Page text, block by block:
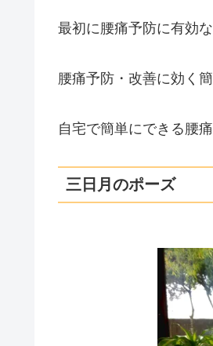
最初に腰痛予防に有効
腰痛予防・改善に効く
自宅で簡単にできる腰
三日月のポーズ